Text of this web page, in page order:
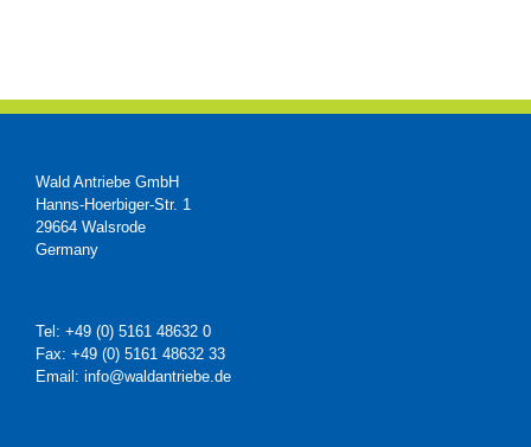
Wald Antriebe GmbH
Hanns-Hoerbiger-Str. 1
29664 Walsrode
Germany
Tel: +49 (0) 5161 48632 0
Fax: +49 (0) 5161 48632 33
Email: info@waldantriebe.de